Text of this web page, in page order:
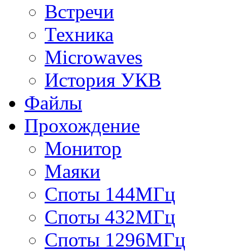
Встречи
Техника
Microwaves
История УКВ
Файлы
Прохождение
Монитор
Маяки
Споты 144МГц
Споты 432МГц
Споты 1296МГц